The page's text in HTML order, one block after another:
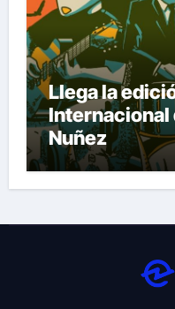
Llega la
Internacional
Nuñez